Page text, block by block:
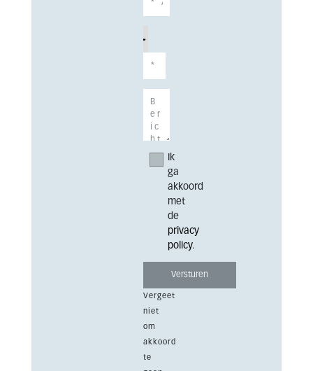
Ik
ga
akkoord
met
de
privacy
policy.
Vergeet
niet
om
akkoord
te